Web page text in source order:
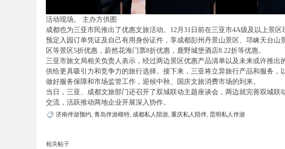
活动现场。 主办方供图
成都也为三亚市民推出了优惠文旅活动。12月31日前在三亚市4A级及以上景
预定入园订单凭证及自己有用身份证件，享成都彭州丹景山景区、邛崃天台
区等景区5折优惠，蔚然花海门票8折优惠，鹿野城堡酒店8.22折等优惠。
三亚市旅文局相关负责人表示，经过两边景区优惠产品清单以及未来或许推
供给更具吸引力和竞争力的旅行选择。接下来，三亚将立异旅行产品和服务，
做好服务保障和市场监管工作，迎候中秋、国庆文旅消费市场的到来。
当日，三亚、成都文旅部门还召开了双城联动主题座谈会，两边就完善双城
交流，活跃推动两地企业开展深入协作。
济南伴游预约, 青岛伴游模特, 成都私人陪游, 重庆私人陪伴, 昆明私人伴游
相关帖子